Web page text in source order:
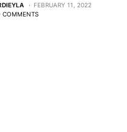
FEBRUARY 11, 2022
COMMENTS